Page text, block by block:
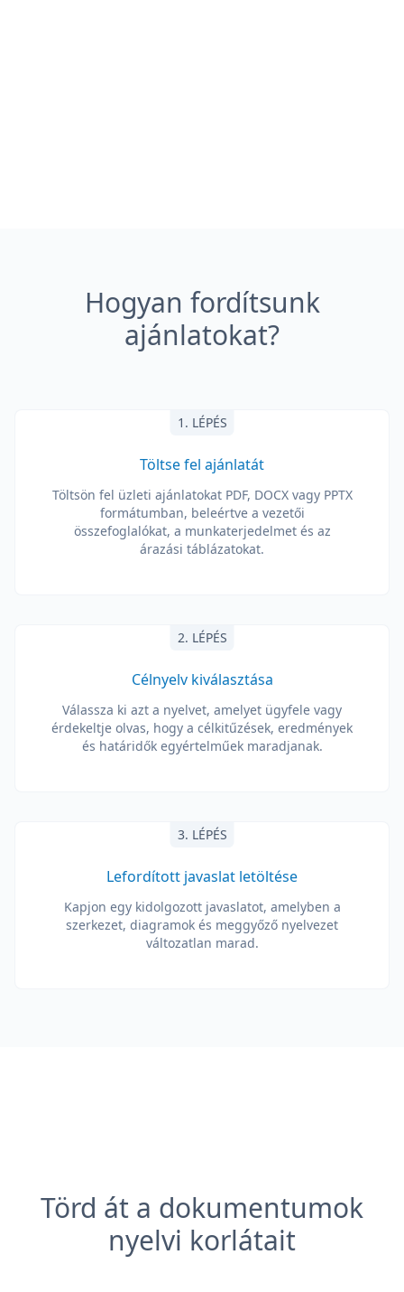
Hogyan fordítsunk
ajánlatokat?
1. LÉPÉS
Töltse fel ajánlatát
Töltsön fel üzleti ajánlatokat PDF, DOCX vagy PPTX
formátumban, beleértve a vezetői
összefoglalókat, a munkaterjedelmet és az
árazási táblázatokat.
2. LÉPÉS
Célnyelv kiválasztása
Válassza ki azt a nyelvet, amelyet ügyfele vagy
érdekeltje olvas, hogy a célkitűzések, eredmények
és határidők egyértelműek maradjanak.
3. LÉPÉS
Lefordított javaslat letöltése
Kapjon egy kidolgozott javaslatot, amelyben a
szerkezet, diagramok és meggyőző nyelvezet
változatlan marad.
Törd át a dokumentumok
nyelvi korlátait